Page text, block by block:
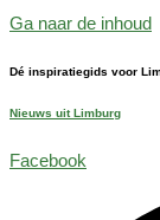
Ga naar de inhoud
Dé inspiratiegids voor
Nieuws uit Limburg
Facebook